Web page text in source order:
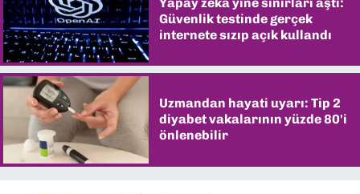
Güvenlik testinde gerçek
internete sızıp açık kullandı
Uzmandan hayati uyarı: Tip 2
diyabet vakalarının yüzde 80'i
önlenebilir